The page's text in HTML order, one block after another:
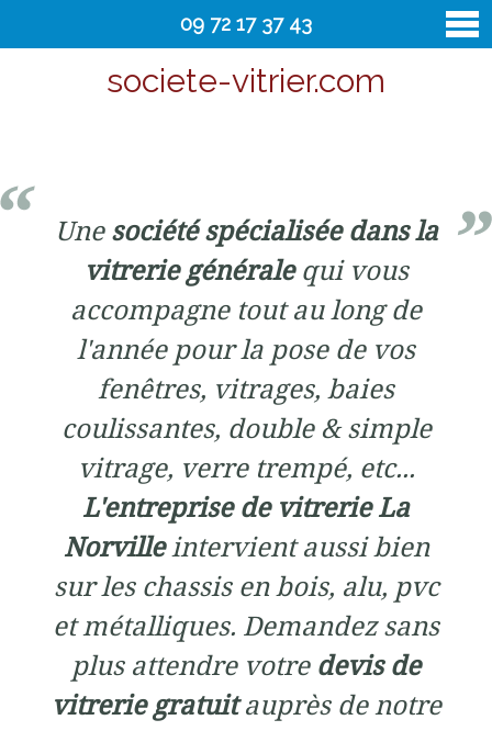
09 72 17 37 43
societe-vitrier.com
Unesociété spécialisée dans la
vitrerie généralequi vous
accompagne tout au long de
l'année pour la pose de vos
fenêtres, vitrages, baies
coulissantes, double & simple
vitrage, verre trempé, etc...
L'entreprise de vitrerie La
Norvilleintervient aussi bien
sur les chassis en bois, alu, pvc
et métalliques. Demandez sans
plus attendre votre devis de
vitrerie gratuitauprès de notre